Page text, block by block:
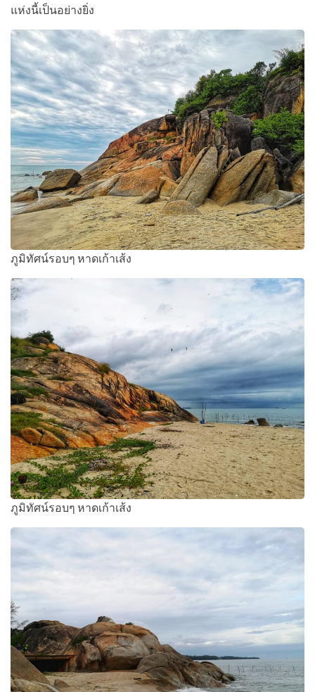
แห่งนี้เป็น​อย่าง​ยิ่ง
ภูมิทัศน์รอบๆ หาดเก้าเส้ง
ภูมิทัศน์รอบๆ หาดเก้าเส้ง